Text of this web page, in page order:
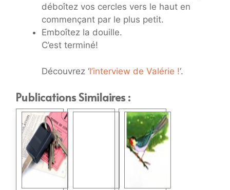
déboîtez vos cercles vers le haut en
commençant par le plus petit.
Emboîtez la douille.
C’est terminé!
Découvrez ‘l’interview de Valérie !‘.
Publications Similaires :